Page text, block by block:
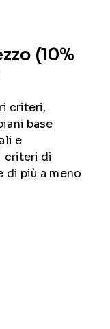
(10%
criteri,
base
e
criteri di
di più a meno